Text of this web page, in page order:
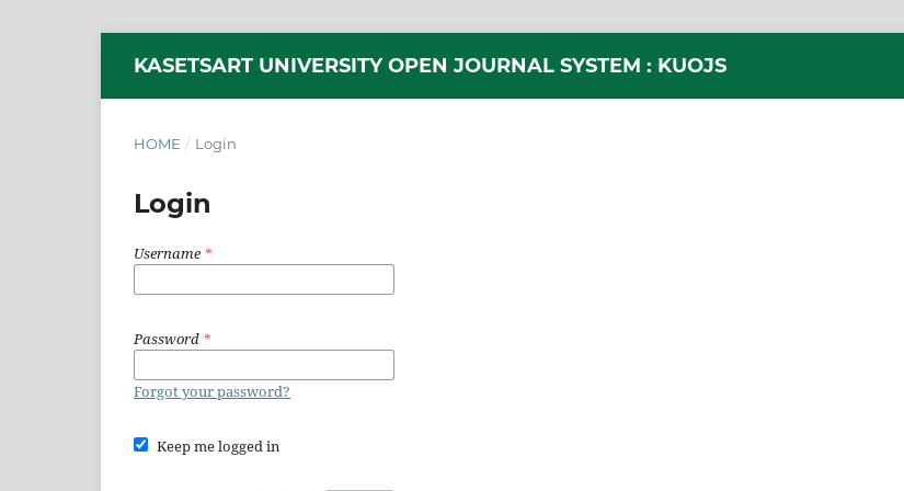
KASETSART UNIVERSITY OPEN JOURNAL SYSTEM : KUOJS
HOME / Login
Login
Username*
Password *
Forgot your password?
Keep me logged in